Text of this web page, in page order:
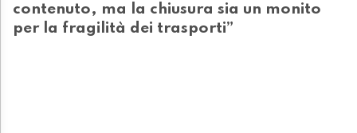
contenuto, ma la chiusura sia un monito
per la fragilità dei trasporti”